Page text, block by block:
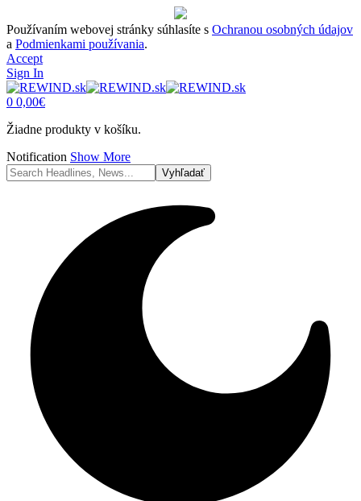
Používaním webovej stránky súhlasíte s Ochranou osobných údajov
a Podmienkami používania.
Accept
Sign In
0 0,00€
Žiadne produkty v košíku.
Notification Show More